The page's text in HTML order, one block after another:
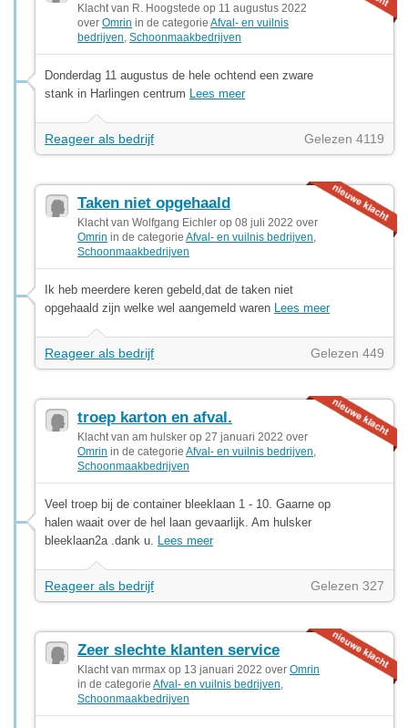
Klacht van R. Hoogstede op 11 augustus 2022
over Omrin in de categorie Afval- en vuilnis
bedrijven Schoonmaakbedrijven
Donderdag 11 augustus de hele ochtend een zware
stank in Harlingen centrum Lees meer
Reageer als bedrijf Gelezen 4119
Taken niet opgehaald
Klacht van Wolfgang Eichler op 08 juli 2022 over
Omrin in de categorie Afval- en vuilnis bedrijven
Schoonmaakbedrijven
Ik heb meerdere keren gebeld,dat de taken niet
opgehaald zijn welke wel aangemeld waren Lees meer
Reageer als bedrijf Gelezen 449
troep karton en afval.
Klacht van am hulsker op 27 januari 2022 over
Omrin in de categorie Afval- en vuilnis bedrijven
Schoonmaakbedrijven
Veel troep bij de container bleeklaan 1 - 10. Gaarne op
halen waait over de hel laan gevaarlijk. Am hulsker
bleeklaan2a .dank u. Lees meer
Reageer als bedrijf Gelezen 327
Zeer slechte klanten service
Klacht van mrmax op 13 januari 2022 over Omrin
in de categorie Afval- en vuilnis bedrijven
Schoonmaakbedrijven